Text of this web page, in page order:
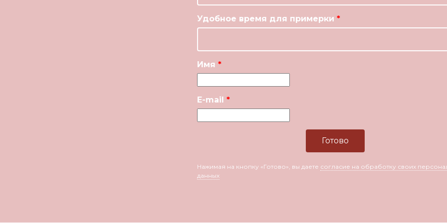
Удобное время для примерки
Имя
E-mail
Нажимая на кнопку «Готово», вы даете согласие на обработку своих
данных